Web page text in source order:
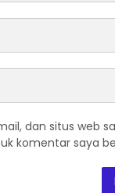
dan situs web
komentar saya